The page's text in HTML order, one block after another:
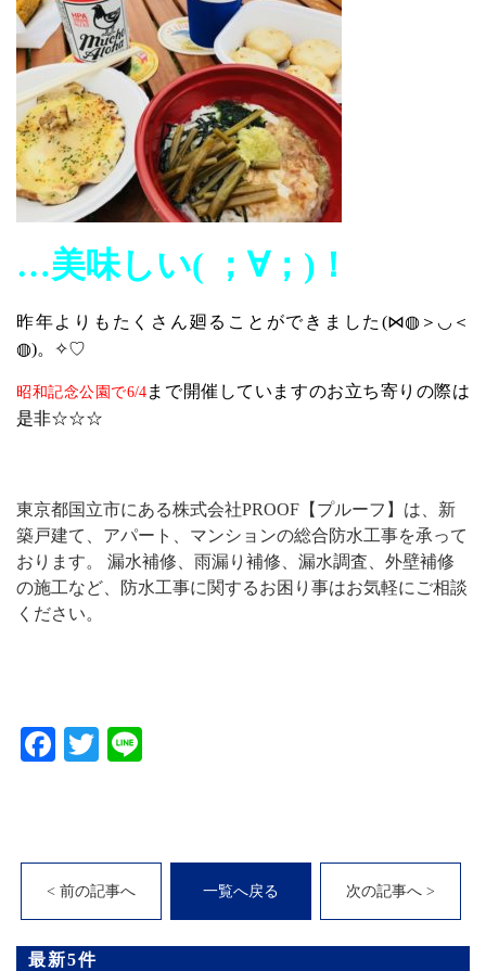
…美味しい( ；∀；)！
昨年よりもたくさん廻ることができました(⋈◍＞◡＜
◍)。✧♡
昭和記念公園で6/4まで開催していますのお立ち寄りの際は
是非☆☆☆
東京都国立市にある株式会社PROOF【プルーフ】は、新
築戸建て、アパート、マンションの総合防水工事を承って
おります。 漏水補修、雨漏り補修、漏水調査、外壁補修
の施工など、防水工事に関するお困り事はお気軽にご相談
ください。
Facebook
Twitter
< 前の記事へ 一覧へ戻る 次の記事へ >
最新5件